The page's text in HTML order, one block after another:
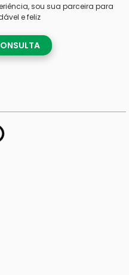
sou sua parceira para
e feliz